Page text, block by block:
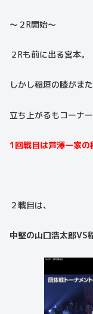
〜２R開始〜
２Rも前に出る宮本。
しかし稲垣の膝がま
立ち上がるもコーナ
1回戦目は芦澤一家の
２戦目は、
中堅の山口浩太郎VS